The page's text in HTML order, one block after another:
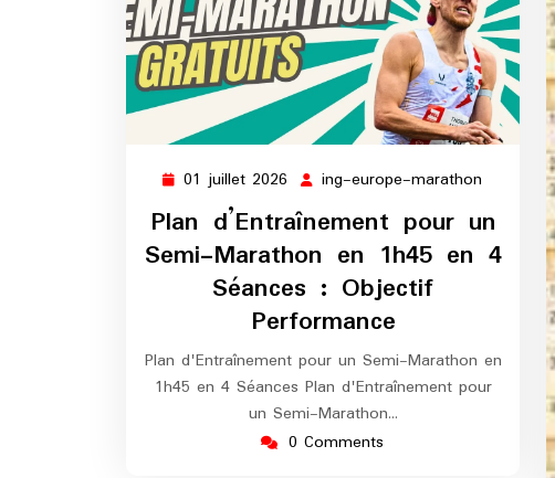
01 juillet 2026 01
juillet
2026
ing-europe-marathon
marathon
Plan d’Entraînement pour un
Semi-Marathon en 1h45 en 4
Séances : Objectif
Performance
Plan d'Entraînement pour un Semi-Marathon en
1h45 en 4 Séances Plan d'Entraînement pour
un Semi-Marathon…
0 Comments